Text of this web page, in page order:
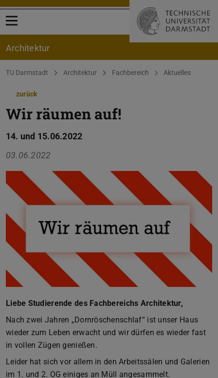
Menü öffnen
Architektur
Sie befinden sich hier:
TU Darmstadt Architektur Fachbereich Aktuelles
zurück
Wir räumen auf!
14. und 15.06.2022
03.06.2022
Liebe Studierende des Fachbereichs Architektur,
Nach zwei Jahren „Dornröschenschlaf“ ist unser Haus
wieder zum Leben erwacht und wir dürfen es wieder fast
in vollen Zügen genießen.
Leider hat sich vor allem in den Arbeitssälen und Galerien
im 1. und 2. OG einiges an Müll angesammelt.